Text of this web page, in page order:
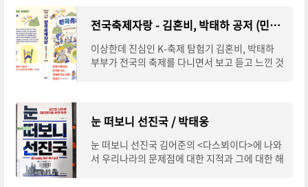
전국축제자랑 - 김혼비, 박태하 공저 (민음사)
이상한데 진심인 K-축제 탐험기 김혼비, 박태하
부부가 전국의 축제를 다니면서 보고 듣고 느낀 것
눈 떠보니 선진국 / 박태웅
눈 떠보니 선진국 김어준의 <다스뵈이다>에 나와
서 우리나라의 문제점에 대한 지적과 그에 대한 해